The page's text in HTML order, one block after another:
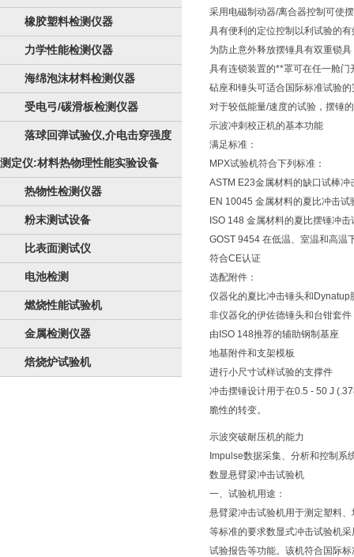
橡胶塑料检测仪器
力学性能检测仪器
海绵泡沫材料检测仪器
受电弓/碳滑板检测仪器
落球回弹试验仪,介电击穿强度
测定仪:材料热物理性能实验设备
热物性检测仪器
粉末测试设备
比表面测试仪
电池检测
燃烧性能试验机
金属检测仪器
焙烧炉试验机
采用电磁制动器/离合器控制可使
具有便利的定位控制以利试验的有
为防止意外释放摆锤具有双重锁具
具有连锁装置的**罩可在任一舱
砧座和锤头可适合国际标准试验
对于较低能量/速度的试验，摆锤
示波冲刺校正机的基本功能
满足标准：
MPX试验机符合下列标准：
ASTM E23金属材料的缺口试棒冲
EN 10045 金属材料的夏比冲击试
ISO 148 金属材料的夏比摆锤冲击
GOST 9454 在低温、室温和高温
符合CE认证
选配附件：
仪器化的夏比冲击锤头和Dynatup
非仪器化的伊佐德锤头和台钳套件
由ISO 148推荐的辅助钢制基座
地基附件和支架模板
进行小尺寸试样试验的支撑件
冲击摆锤设计用于在0.5 - 50 J
脆性的转变。
示波突破耐压机的能力
Impulse数据采集、分析和控制系
数显悬臂梁冲击试验机
一、试验机用途：
悬臂梁冲击试验机用于测定塑料
等标准的要求数显式冲击试验机
试验报告等功能。该机符合国际